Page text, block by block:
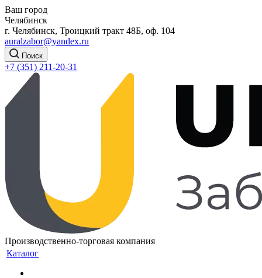
Ваш город
Челябинск
г. Челябинск, Троицкий тракт 48Б, оф. 104
auralzabor@yandex.ru
Поиск
+7 (351) 211-20-31
Производственно-торговая компания
Каталог